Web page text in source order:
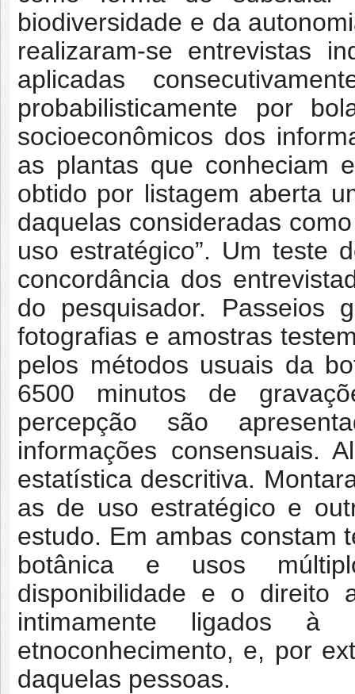
biodiversidade e da
realizaram-se entrevistas
aplicadas
probabilisticamente por
socioeconômicos dos
as plantas que conheciam
obtido por listagem aberta
daquelas consideradas
uso estratégico”. Um teste
concordância dos
do pesquisador. Passeios
fotografias e amostras
pelos métodos usuais da
6500 minutos de
percepção são
informações consensuais.
estatística descritiva.
as de uso estratégico e
estudo. Em ambas constam
botânica e usos
disponibilidade e o direito
intimamente ligados
etnoconhecimento, e, por
daquelas pessoas.